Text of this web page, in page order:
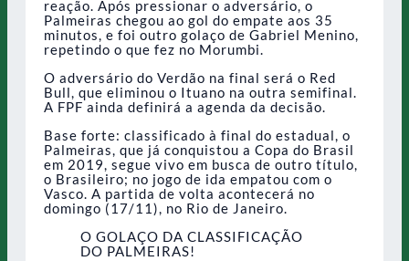
reação. Após pressionar o adversário, o
Palmeiras chegou ao gol do empate aos 35
minutos, e foi outro golaço de Gabriel Menino,
repetindo o que fez no Morumbi.
O adversário do Verdão na final será o Red
Bull, que eliminou o Ituano na outra semifinal.
A FPF ainda definirá a agenda da decisão.
Base forte: classificado à final do estadual, o
Palmeiras, que já conquistou a Copa do Brasil
em 2019, segue vivo em busca de outro título,
o Brasileiro; no jogo de ida empatou com o
Vasco. A partida de volta acontecerá no
domingo (17/11), no Rio de Janeiro.
O GOLAÇO DA CLASSIFICAÇÃO
DO PALMEIRAS!